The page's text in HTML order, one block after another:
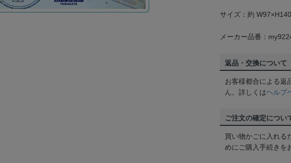
サイズ：約
メーカー品番：
返品・交換について
お客様都合による返
ん。詳しくはヘルプ
ご注文の確定につい
買い物かごに入れる
めにご購入手続きを